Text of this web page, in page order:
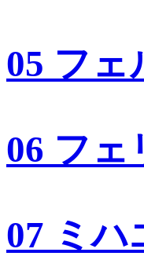
05 フェ
06 フェ
07 ミハ